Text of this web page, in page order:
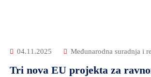
04.11.2025 Međunarodna suradnja i
Tri nova EU projekta za